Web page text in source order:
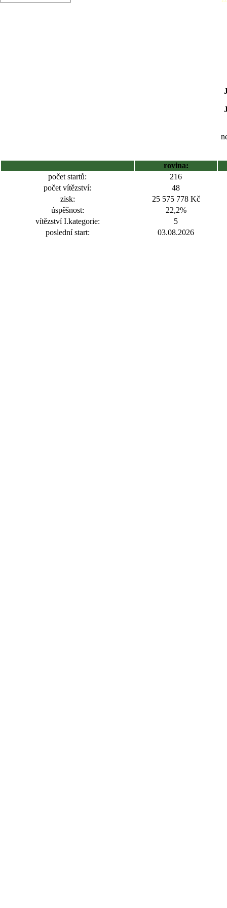
rovina:
počet startů:
216
počet vítězství:
48
zisk:
25 575 778 Kč
úspěšnost:
22,2%
vítězství I.kategorie:
5
poslední start:
03.08.2026